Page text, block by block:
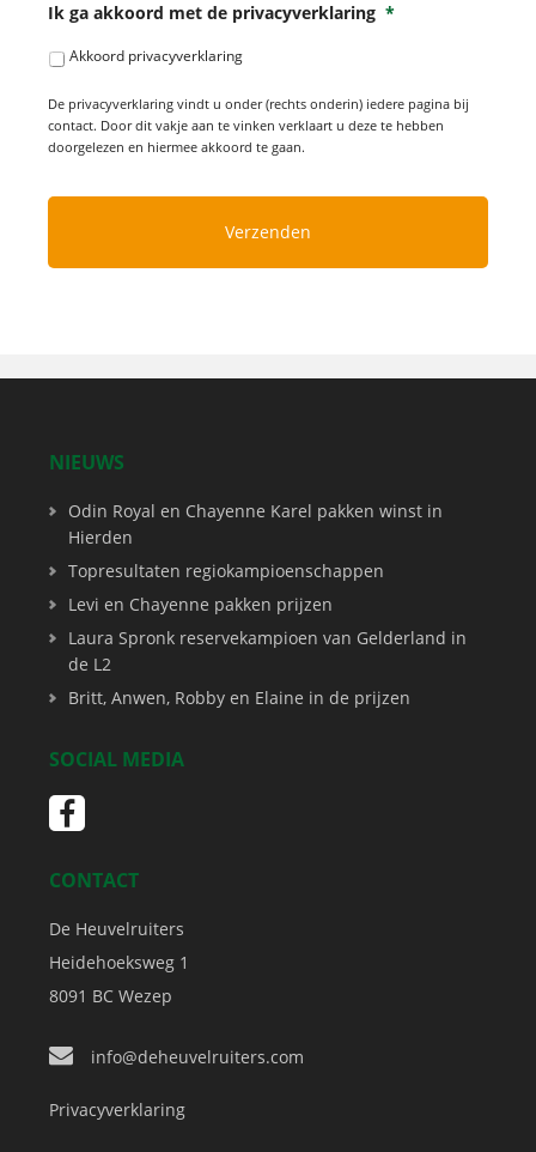
Ik ga akkoord met de privacyverklaring *
Akkoord privacyverklaring
De privacyverklaring vindt u onder (rechts onderin) iedere pagina bij
contact. Door dit vakje aan te vinken verklaart u deze te hebben
doorgelezen en hiermee akkoord te gaan.
NIEUWS
Odin Royal en Chayenne Karel pakken winst in
Hierden
Topresultaten regiokampioenschappen
Levi en Chayenne pakken prijzen
Laura Spronk reservekampioen van Gelderland in
de L2
Britt, Anwen, Robby en Elaine in de prijzen
SOCIAL MEDIA
CONTACT
De Heuvelruiters
Heidehoeksweg 1
8091 BC Wezep
info@deheuvelruiters.com
Privacyverklaring